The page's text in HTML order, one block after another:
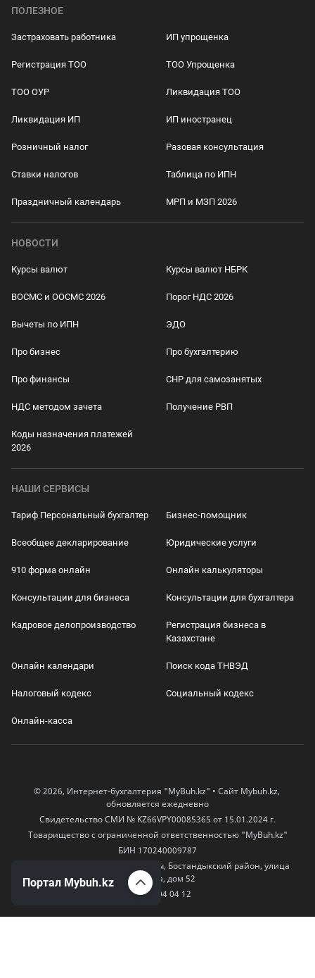
ПОЛЕЗНОЕ
Застраховать работника ИП упрощенка
Регистрация ТОО ТОО Упрощенка
ТОО ОУР Ликвидация ТОО
Ликвидация ИП ИП иностранец
Розничный налог Разовая консультация
Ставки налогов Таблица по ИПН
Праздничный календарь МРП и МЗП 2026
НОВОСТИ
Курсы валют Курсы валют НБРК
ВОСМС и ООСМС 2026 Порог НДС 2026
Вычеты по ИПН ЭДО
Про бизнес Про бухгалтерию
Про финансы СНР для самозанятых
НДС методом зачета Получение РВП
Коды назначения платежей
2026
НАШИ СЕРВИСЫ
Тариф Персональный бухгалтер Бизнес-помощник
Всеобщее декларирование Юридические услуги
910 форма онлайн Онлайн калькуляторы
Консультации для бизнеса Консультации для бухгалтера
Кадровое делопроизводство
Регистрация бизнеса в
Казахстане
Онлайн календари Поиск кода ТНВЭД
Налоговый кодекс Социальный кодекс
Онлайн-касса
© 2026, Интернет-бухгалтерия "MyBuh.kz" • Сайт Mybuh.kz,
обновляется ежедневно
Свидетельство СМИ № KZ66VPY00085365 от 15.01.2024 г.
Товарищество с ограниченной ответственностью "MyBuh.kz"
БИН 170240009787
050000, Казахстан, город Алматы, Бостандыкский район, улица
Егизбаева, дом 52
+7 777 504 04 12
Портал Mybuh.kz